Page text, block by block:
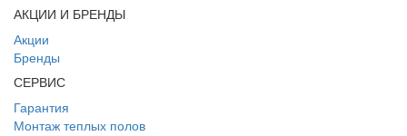
АКЦИИ И БРЕНДЫ
Акции
Бренды
СЕРВИС
Гарантия
Монтаж теплых полов